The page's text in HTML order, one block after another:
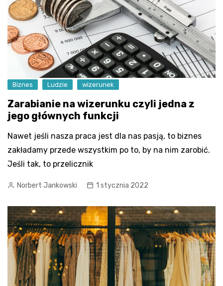
Biznes Ludzie wizerunek
Zarabianie na wizerunku czyli jedna z
jego głównych funkcji
Nawet jeśli nasza praca jest dla nas pasją, to biznes
zakładamy przede wszystkim po to, by na nim zarobić.
Jeśli tak, to przelicznik
Norbert Jankowski 1 stycznia 2022